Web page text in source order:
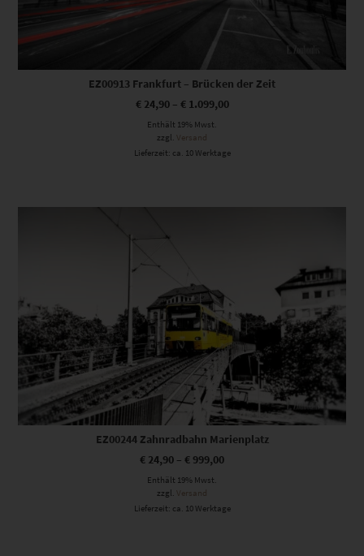
EZ00913 Frankfurt – Brücken der Zeit
€24,90– €1.099,00
Enthält 19% Mwst.
zzgl. Versand
Lieferzeit: ca. 10 Werktage
Dieses Produkt weist mehrere Varianten auf. Die Optionen können auf der Produktseite gewählt werden
EZ00244 Zahnradbahn Marienplatz
€ 24,90 – € 999,00
Enthält 19% Mwst.
zzgl.
Versand
Lieferzeit: ca. 10 Werktage